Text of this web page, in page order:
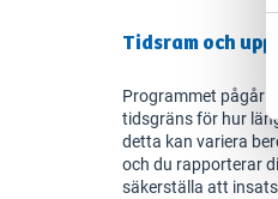
Tidsram och
Programmet pågår
tidsgräns för hur
detta kan variera
och du rapporterar
säkerställa att